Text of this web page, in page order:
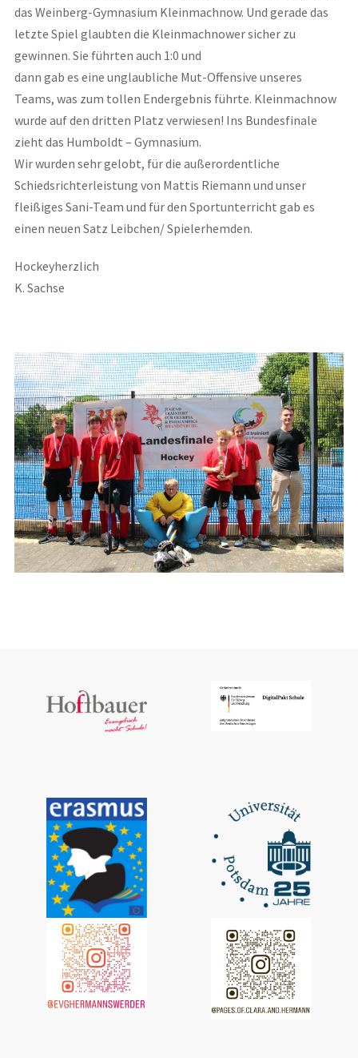
das Weinberg-Gymnasium Kleinmachnow. Und gerade das
letzte Spiel glaubten die Kleinmachnower sicher zu
gewinnen. Sie führten auch 1:0 und
dann gab es eine unglaubliche Mut-Offensive unseres
Teams, was zum tollen Endergebnis führte. Kleinmachnow
wurde auf den dritten Platz verwiesen! Ins Bundesfinale
zieht das Humboldt – Gymnasium.
Wir wurden sehr gelobt, für die außerordentliche
Schiedsrichterleistung von Mattis Riemann und unser
fleißiges Sani-Team und für den Sportunterricht gab es
einen neuen Satz Leibchen/ Spielerhemden.
Hockeyherzlich
K. Sachse